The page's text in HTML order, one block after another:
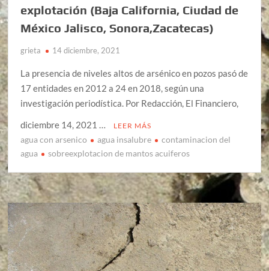
explotación (Baja California, Ciudad de
México Jalisco, Sonora,Zacatecas)
grieta 14 diciembre, 2021
La presencia de niveles altos de arsénico en pozos pasó de
17 entidades en 2012 a 24 en 2018, según una
investigación periodística. Por Redacción, El Financiero,
diciembre 14, 2021 …
LEER MÁS
agua con arsenico agua insalubre
contaminacion del
agua
sobreexplotacion de mantos acuiferos